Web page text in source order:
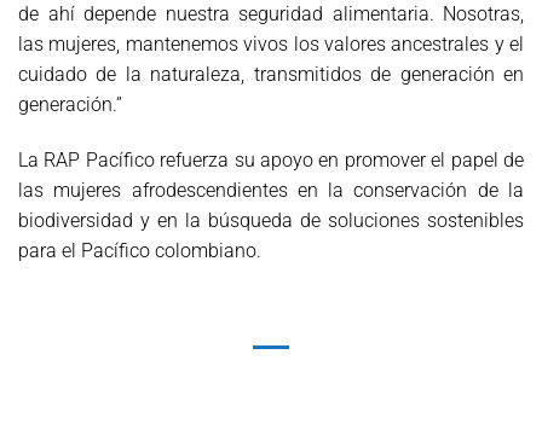
de ahí depende nuestra seguridad alimentaria. Nosotras,
las mujeres, mantenemos vivos los valores ancestrales y el
cuidado de la naturaleza, transmitidos de generación en
generación.”
La RAP Pacífico refuerza su apoyo en promover el papel de
las mujeres afrodescendientes en la conservación de la
biodiversidad y en la búsqueda de soluciones sostenibles
para el Pacífico colombiano.